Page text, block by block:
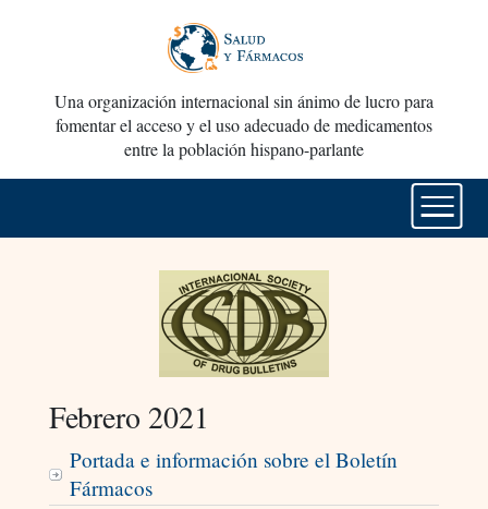
Una organización internacional sin ánimo de lucro para
fomentar el acceso y el uso adecuado de medicamentos
entre la población hispano-parlante
Febrero 2021
Portada e información sobre el Boletín
Fármacos